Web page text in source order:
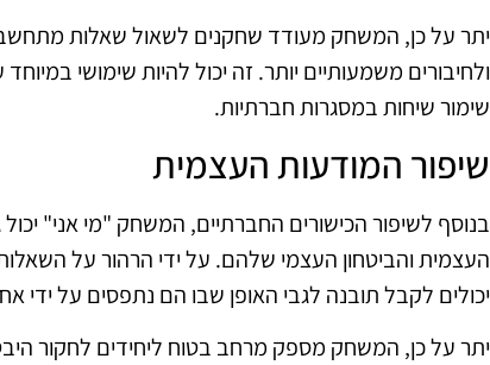
יתר על כן, המשחק מעודד שחקנים לשאול שאלות
ולחיבורים משמעותיים יותר. זה יכול להיות שימושי
שימור שיחות במסגרות חברתיות.
שיפור המודעות העצמית
בנוסף לשיפור הכישורים החברתיים, המשחק "מי אני"
העצמית והביטחון העצמי שלהם. על ידי הרהור על
יכולים לקבל תובנה לגבי האופן שבו הם נתפסים על ידי
יתר על כן, המשחק מספק מרחב בטוח ליחידים לחקור